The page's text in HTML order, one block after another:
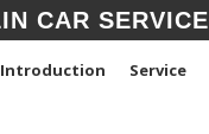
CAR SERVICE
Introduction Service